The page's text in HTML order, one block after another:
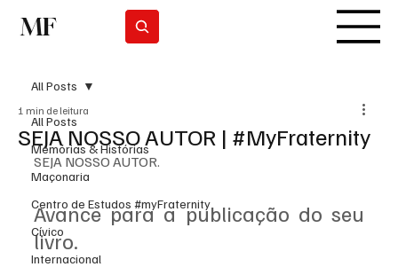
MF
All Posts
Memórias & Histórias
Maçonaria
Centro de Estudos #myFraternity
Cívico
Internacional
All Posts
SEJA NOSSO AUTOR | #MyFraternity
1 min de leitura
SEJA NOSSO AUTOR.
Avance para a publicação do seu
livro.